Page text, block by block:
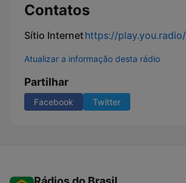
Contatos
Sítio Internethttps://play.you.radio/
Atualizar a informação desta rádio
Partilhar
Facebook Twitter